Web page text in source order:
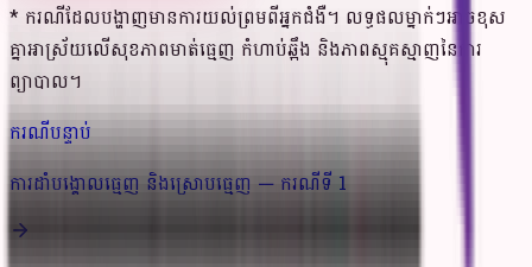
* ករណីដែលបង្ហាញមានការយល់ព្រមពីអ្នកជំងឺ។ លទ្ធផលម្នាក់ៗអាចខុស
គ្នាអាស្រ័យលើសុខភាពមាត់ធ្មេញ កំហាប់ឆ្អឹង និងភាពស្មុគស្មាញនៃការ
ព្យាបាល។
ករណីបន្ទាប់
ការដាំបង្គោលធ្មេញ និងស្រោបធ្មេញ — ករណីទី 1